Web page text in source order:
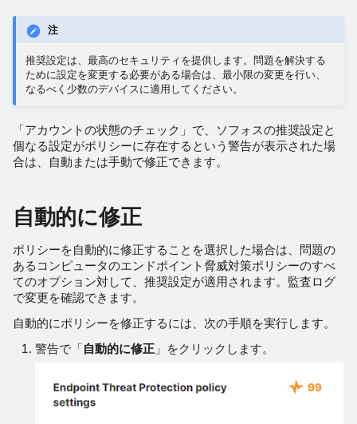
注
推奨設定は、最高のセキュリティを提供します。問題を解決する
ために設定を変更する必要がある場合は、最小限の変更を行い、
なるべく少数のデバイスに適用してください。
「アカウントの状態のチェック」で、ソフォスの推奨設定と
個なる設定がポリシーに存在するという警告が表示された場
合は、自動または手動で修正できます。
自動的に修正
ポリシーを自動的に修正することを選択した場合は、問題の
あるコンピュータのエンドポイント脅威対策ポリシーのすべ
てのオプション対して、推奨設定が適用されます。監査ログ
で変更を確認できます。
自動的にポリシーを修正するには、次の手順を実行します。
警告で「自動的に修正 」をクリックします。